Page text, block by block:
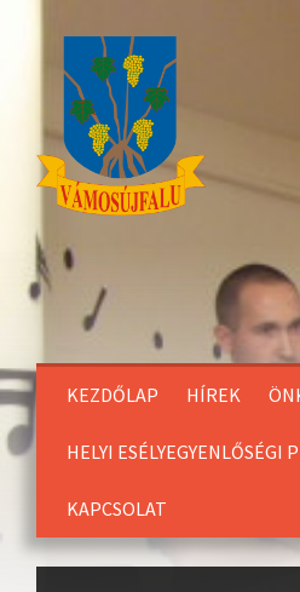
KEZDŐLAP HÍREK
HELYI ESÉLYEGYENLŐSÉGI
KAPCSOLAT